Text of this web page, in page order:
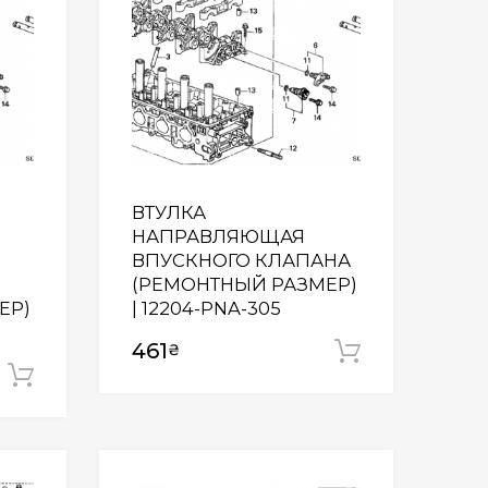
ВТУЛКА
НАПРАВЛЯЮЩАЯ
ВПУСКНОГО КЛАПАНА
(РЕМОНТНЫЙ РАЗМЕР)
| 12204-PNA-305
461₴